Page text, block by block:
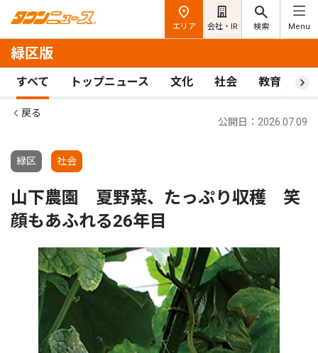
エリア 会社・IR 検索 Menu
緑区版
すべて トップニュース 文化 社会 教育 ス
戻る
緑区 社会
公開日：2026.07.09
山下農園 夏野菜、たっぷり収穫 笑
顔もあふれる26年目